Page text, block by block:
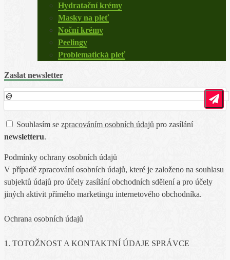
Hydratační krémy
Masky na pleť
Noční krémy
Peelingy
Problematická pleť
Zaslat newsletter
Souhlasím se zpracováním osobních údajů pro zasílání
newsletteru.
Podmínky ochrany osobních údajů
V případě zpracování osobních údajů, které je založeno na souhlasu
subjektů údajů pro účely zasílání obchodních sdělení a pro účely
jiných aktivit přímého marketingu internetového obchodníka.
Ochrana osobních údajů
1. TOTOŽNOST A KONTAKTNÍ ÚDAJE SPRÁVCE